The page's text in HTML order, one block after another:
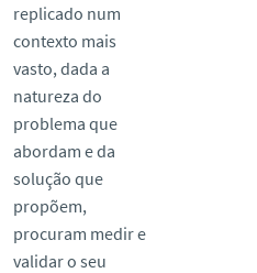
replicado num
contexto mais
vasto, dada a
natureza do
problema que
abordam e da
solução que
propõem,
procuram medir e
validar o seu